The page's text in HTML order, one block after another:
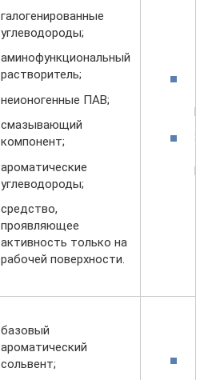
галогенированные
углеводороды;
аминофункциональный
растворитель;
неионогенные ПАВ;
смазывающий
компонент;
ароматические
углеводороды;
средство,
проявляющее
активность только на
рабочей поверхности.
базовый
ароматический
сольвент;